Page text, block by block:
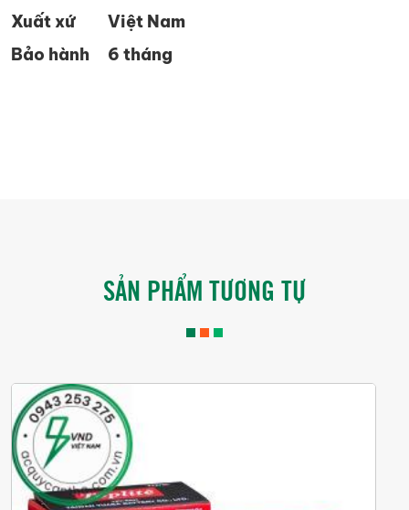
Xuất xứ
Việt Nam
Bảo hành
6 tháng
SẢN PHẨM TƯƠNG TỰ